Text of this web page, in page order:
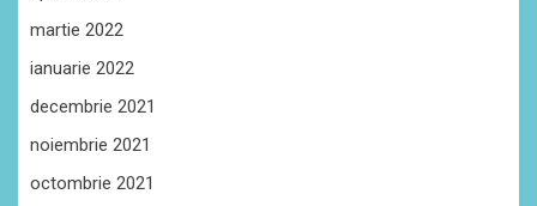
martie 2022
ianuarie 2022
decembrie 2021
noiembrie 2021
octombrie 2021